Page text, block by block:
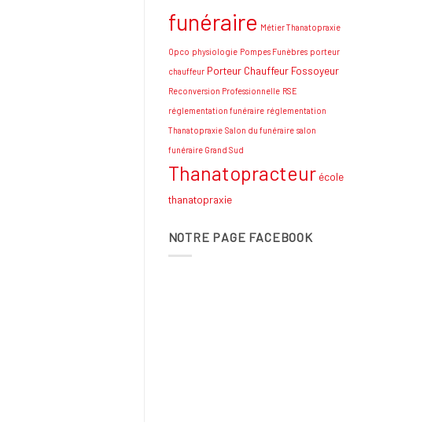
funéraire Métier Thanatopraxie
Opco physiologie Pompes Funèbres porteur
chauffeur Porteur Chauffeur Fossoyeur
Reconversion Professionnelle RSE
réglementation funéraire réglementation
Thanatopraxie Salon du funéraire salon
funéraire Grand Sud
Thanatopracteur école
thanatopraxie
NOTRE PAGE FACEBOOK